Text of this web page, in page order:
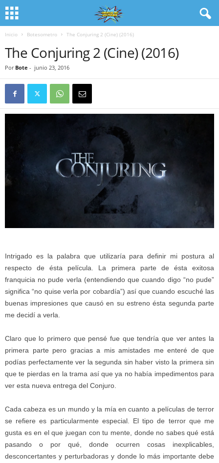
Inicio Botesometro The Conjuring 2 (Cine) (2016)
The Conjuring 2 (Cine) (2016)
Por Bote - junio 23, 2016
Intrigado es la palabra que utilizaría para definir mi postura al
respecto de ésta película. La primera parte de ésta exitosa
franquicia no pude verla (entendiendo que cuando digo “no pude”
significa “no quise verla por cobardía”) así que cuando escuché las
buenas impresiones que causó en su estreno ésta segunda parte
me decidí a verla.
Claro que lo primero que pensé fue que tendría que ver antes la
primera parte pero gracias a mis amistades me enteré de que
podías perfectamente ver la segunda sin haber visto la primera sin
que te pierdas en la trama así que ya no había impedimentos para
ver esta nueva entrega del Conjuro.
Cada cabeza es un mundo y la mía en cuanto a películas de terror
se refiere es particularmente especial. El tipo de terror que me
gusta es en el que juegan con tu mente, donde no sabes qué está
pasando o por qué, donde ocurren cosas inexplicables,
desconcertantes y perturbadoras y donde lo más importante debe